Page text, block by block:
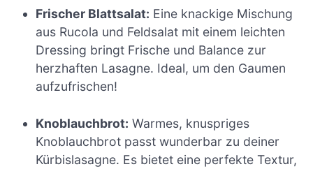
Frischer Blattsalat: Eine knackige Mischung
aus Rucola und Feldsalat mit einem leichten
Dressing bringt Frische und Balance zur
herzhaften Lasagne. Ideal, um den Gaumen
aufzufrischen!
Knoblauchbrot: Warmes, knuspriges
Knoblauchbrot passt wunderbar zu deiner
Kürbislasagne. Es bietet eine perfekte Textur,